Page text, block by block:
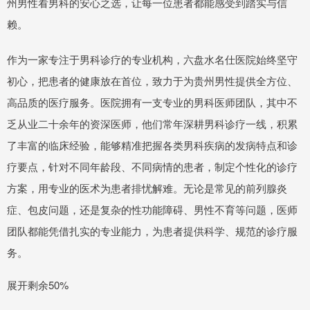
赖。
作为一家专注于男科诊疗的专业机构，六盘水名仕医院始终坚守
初心，把患者的健康放在首位，致力于为贵州男性提供全方位、
高品质的医疗服务。医院拥有一支专业的男科医师团队，其中不
乏从业二十余年的资深医师，他们常年深耕男科诊疗一线，积累
了丰富的临床经验，能够精准把握各类男科疾病的发病特点和诊
疗要点，针对不同年龄段、不同病情的患者，制定个性化的诊疗
方案，用专业的医术为患者排忧解难。无论是常见的前列腺炎
症、包皮问题，还是复杂的性功能障碍、男性不育等问题，医师
团队都能凭借扎实的专业能力，为患者提供科学、规范的诊疗服
务。
展开剩余50%